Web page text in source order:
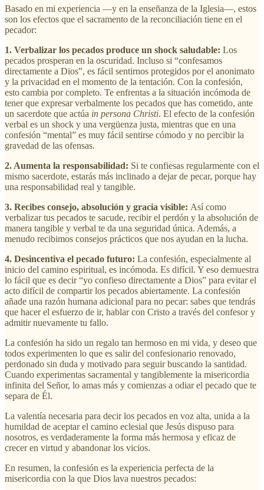
Basado en mi experiencia —y en la enseñanza de la Iglesia—, estos
son los efectos que el sacramento de la reconciliación tiene en el
pecador:
1. Verbalizar los pecados produce un shock saludable: Los
pecados prosperan en la oscuridad. Incluso si “confesamos
directamente a Dios”, es fácil sentirnos protegidos por el anonimato
y la privacidad en el momento de la tentación. Con la confesión,
esto cambia por completo. Te enfrentas a la situación incómoda de
tener que expresar verbalmente los pecados que has cometido, ante
un sacerdote que actúa in persona Christi. El efecto de la confesión
verbal es un shock y una vergüenza justa, mientras que en una
confesión “mental” es muy fácil sentirse cómodo y no percibir la
gravedad de las ofensas.
2. Aumenta la responsabilidad: Si te confiesas regularmente con el
mismo sacerdote, estarás más inclinado a dejar de pecar, porque hay
una responsabilidad real y tangible.
3. Recibes consejo, absolución y gracia visible: Así como
verbalizar tus pecados te sacude, recibir el perdón y la absolución de
manera tangible y verbal te da una seguridad única. Además, a
menudo recibimos consejos prácticos que nos ayudan en la lucha.
4. Desincentiva el pecado futuro: La confesión, especialmente al
inicio del camino espiritual, es incómoda. Es difícil. Y eso demuestra
lo fácil que es decir “yo confieso directamente a Dios” para evitar el
acto difícil de compartir los pecados abiertamente. La confesión
añade una razón humana adicional para no pecar: sabes que tendrás
que hacer el esfuerzo de ir, hablar con Cristo a través del confesor y
admitir nuevamente tu fallo.
La confesión ha sido un regalo tan hermoso en mi vida, y deseo que
todos experimenten lo que es salir del confesionario renovado,
perdonado sin duda y motivado para seguir buscando la santidad.
Cuando experimentas sacramental y tangiblemente la misericordia
infinita del Señor, lo amas más y comienzas a odiar el pecado que te
separa de Él.
La valentía necesaria para decir los pecados en voz alta, unida a la
humildad de aceptar el camino eclesial que Jesús dispuso para
nosotros, es verdaderamente la forma más hermosa y eficaz de
crecer en virtud y abandonar los vicios.
En resumen, la confesión es la experiencia perfecta de la
misericordia con la que Dios lava nuestros pecados: